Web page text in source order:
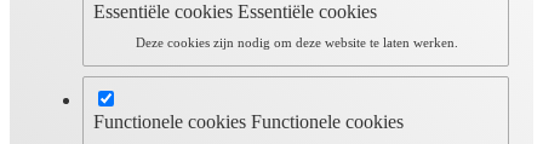
Essentiële cookies Essentiële cookies
Deze cookies zijn nodig om deze website te laten werken.
Functionele cookies Functionele cookies